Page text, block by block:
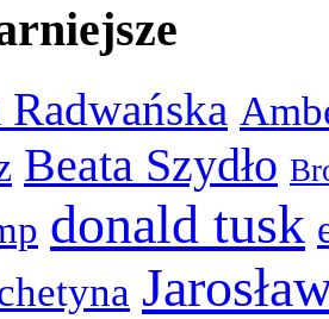
Beata Szydło
donald tusk